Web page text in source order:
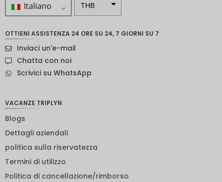
Italiano THB
neozelan
euro
rupia
indiana
OTTIENI ASSISTENZA 24 ORE SU 24, 7 GIORNI SU 7
Inviaci un'e-mail
Chatta con noi
Scrivici su WhatsApp
VACANZE TRIPLYN
Blogs
Dettagli aziendali
politica sulla riservatezza
Termini di utilizzo
Politica di cancellazione/rimborso